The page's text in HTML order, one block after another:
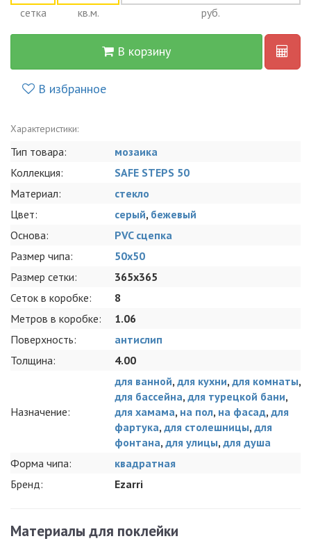
сетка кв.м. руб.
В корзину
В избранное
Характеристики:
Тип товара:
мозаика
Коллекция:
SAFE STEPS 50
Материал:
стекло
Цвет:
серый, бежевый
Основа:
PVC сцепка
Размер чипа:
50x50
Размер сетки:
365x365
Сеток в коробке:
8
Метров в коробке:
1.06
Поверхность:
антислип
Толщина:
4.00
Назначение:
для ванной, для кухни, для комнаты,
для бассейна, для турецкой бани,
для хамама, на пол, на фасад, для
фартука, для столешницы, для
фонтана, для улицы, для душа
Форма чипа:
квадратная
Бренд:
Ezarri
Материалы для поклейки